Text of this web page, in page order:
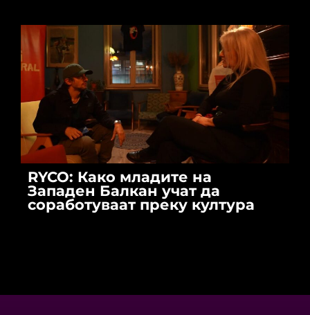
RYCO: Како младите на
Западен Балкан учат да
соработуваат преку култура